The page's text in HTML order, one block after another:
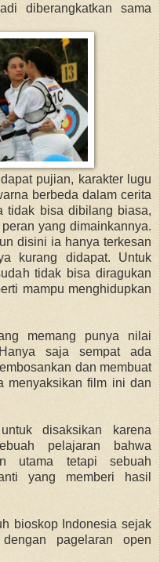
diberangkatkan sama
pujian, karakter lugu
berbeda dalam cerita
tidak bisa dibilang biasa,
yang dimainkannya.
disini ia hanya terkesan
kurang didapat. Untuk
tidak bisa diragukan
mampu menghidupkan
memang punya nilai
saja sempat ada
dan membuat
menyaksikan film ini dan
disaksikan karena
pelajaran bahwa
utama tetapi sebuah
yang memberi hasil
bioskop Indonesia sejak
pagelaran open